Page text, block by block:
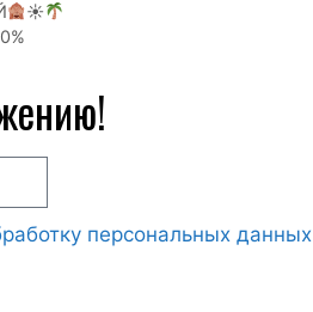
☀
персональных данных